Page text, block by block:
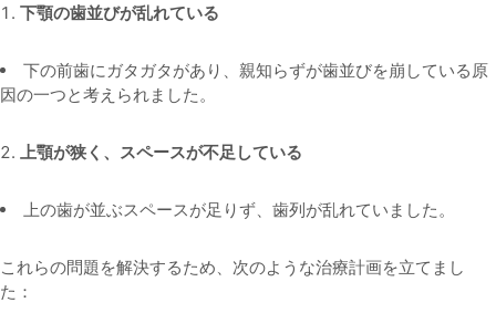
下顎の歯並びが乱れている
下の前歯にガタガタがあり、親知らずが歯並びを崩している原
因の一つと考えられました。
上顎が狭く、スペースが不足している
上の歯が並ぶスペースが足りず、歯列が乱れていました。
これらの問題を解決するため、次のような治療計画を立てまし
た：